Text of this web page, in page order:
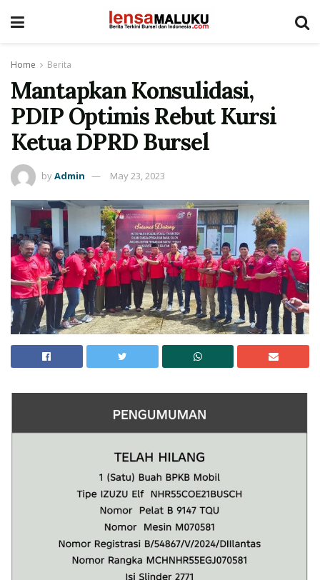
Home Berita
Mantapkan Konsulidasi,
PDIP Optimis Rebut Kursi
Ketua DPRD Bursel
byAdmin May 23, 2023